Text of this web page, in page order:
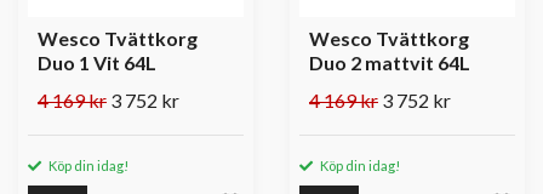
Wesco Tvättkorg
Duo 1 Vit 64L
4 169 kr 3 752 kr
Köp din idag!
Wesco Tvättkorg
Duo 2 mattvit 64L
4 169 kr 3 752 kr
Köp din idag!